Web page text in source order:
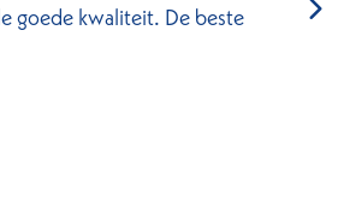
goede kwaliteit. De beste